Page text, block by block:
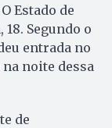
Estado de
Segundo o
entrada no
noite dessa
de